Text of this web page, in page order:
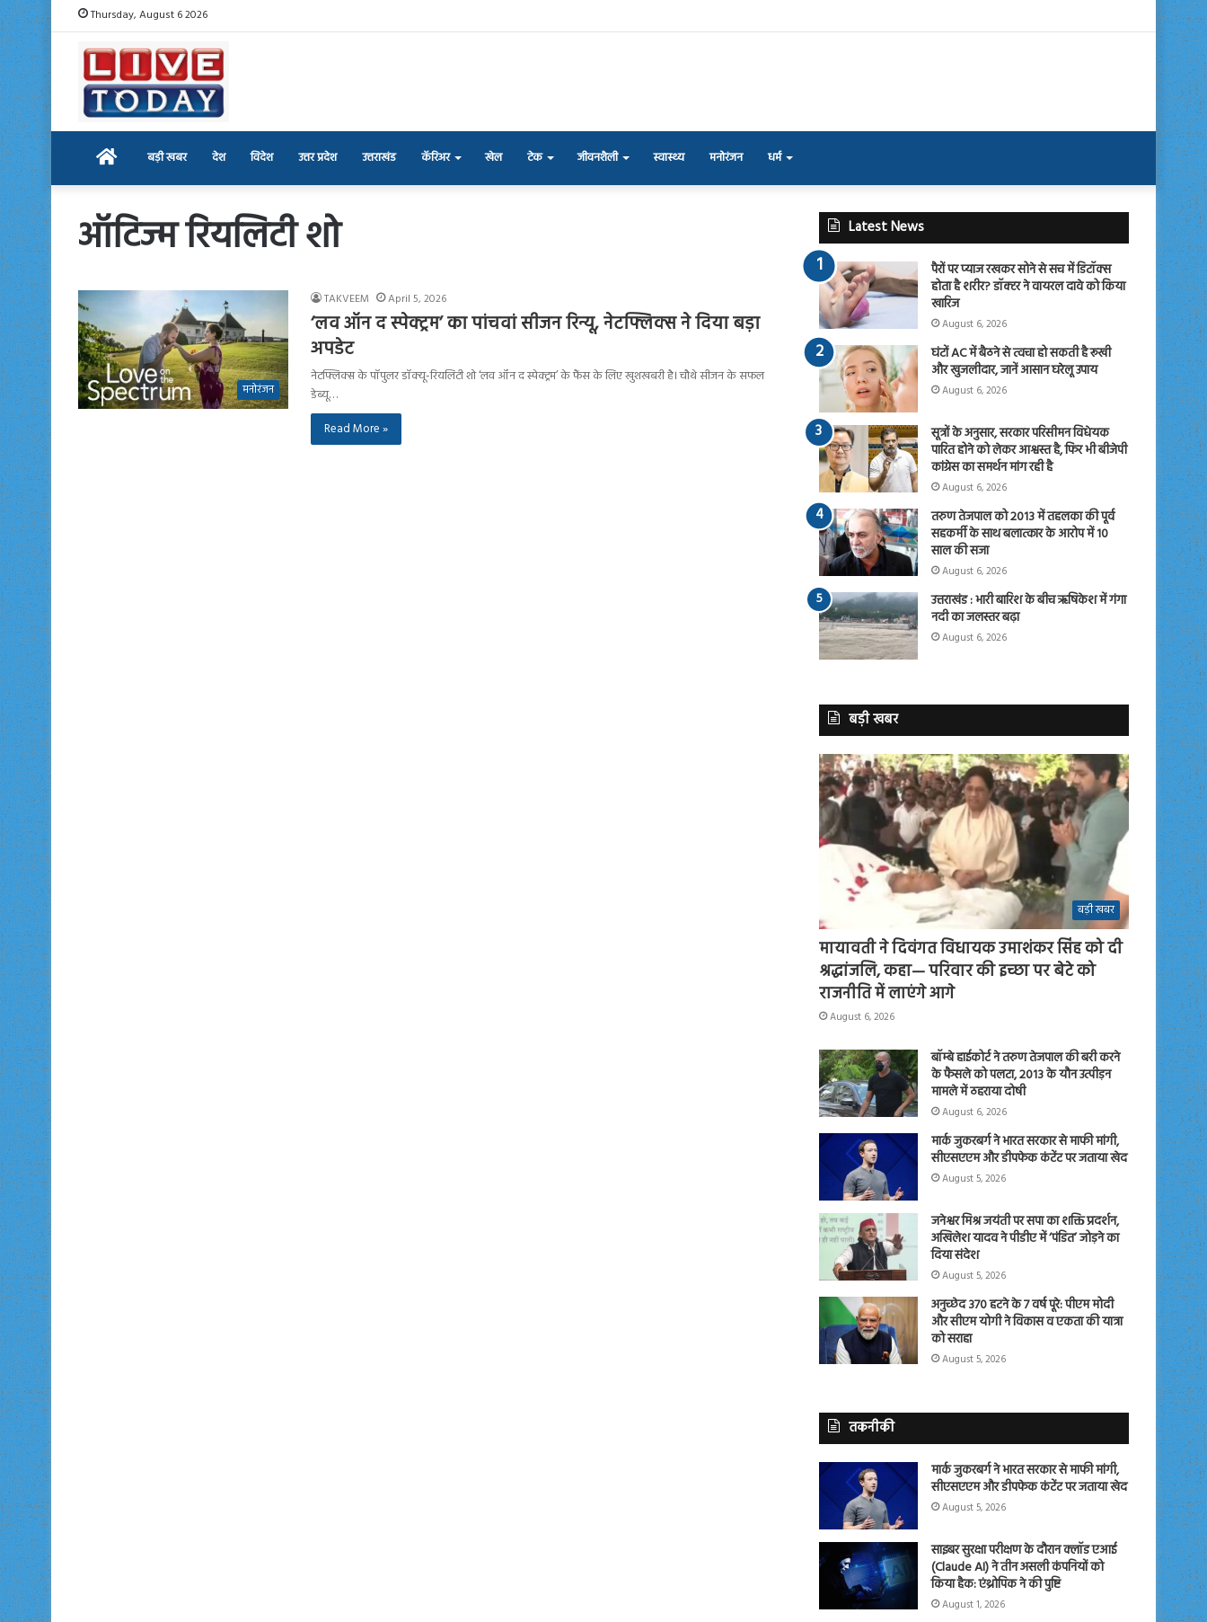
Thursday, August 6 2026
Home बड़ी खबर देश विदेश उत्तर प्रदेश उत्तराखंड कॅरिअर खेल टेक जीवनशैली स्वास्थ्य मनोरंजन धर्म
ऑटिज्म रियलिटी शो
मनोरंजन
TAKVEEM April 5, 2026
‘लव ऑन द स्पेक्ट्रम’ का पांचवां सीजन रिन्यू, नेटफ्लिक्स ने दिया बड़ा
अपडेट
नेटफ्लिक्स के पॉपुलर डॉक्यू-रियलिटी शो ‘लव ऑन द स्पेक्ट्रम’ के फैंस के लिए खुशखबरी है। चौथे सीजन के सफल
डेब्यू…
Read More »
Latest News
पैरों पर प्याज रखकर सोने से सच में डिटॉक्स
होता है शरीर? डॉक्टर ने वायरल दावे को किया
खारिज
August 6, 2026
घंटों AC में बैठने से त्वचा हो सकती है रूखी
और खुजलीदार, जानें आसान घरेलू उपाय
August 6, 2026
सूत्रों के अनुसार, सरकार परिसीमन विधेयक
पारित होने को लेकर आश्वस्त है, फिर भी बीजेपी
कांग्रेस का समर्थन मांग रही है
August 6, 2026
तरुण तेजपाल को 2013 में तहलका की पूर्व
सहकर्मी के साथ बलात्कार के आरोप में 10
साल की सजा
August 6, 2026
उत्तराखंड : भारी बारिश के बीच ऋषिकेश में गंगा
नदी का जलस्तर बढ़ा
August 6, 2026
बड़ी खबर
बड़ी खबर
मायावती ने दिवंगत विधायक उमाशंकर सिंह को दी
श्रद्धांजलि, कहा— परिवार की इच्छा पर बेटे को
राजनीति में लाएंगे आगे
August 6, 2026
बॉम्बे हाईकोर्ट ने तरुण तेजपाल की बरी करने
के फैसले को पलटा, 2013 के यौन उत्पीड़न
मामले में ठहराया दोषी
August 6, 2026
मार्क जुकरबर्ग ने भारत सरकार से माफी मांगी,
सीएसएएम और डीपफेक कंटेंट पर जताया खेद
August 5, 2026
जनेश्वर मिश्र जयंती पर सपा का शक्ति प्रदर्शन,
अखिलेश यादव ने पीडीए में ‘पंडित’ जोड़ने का
दिया संदेश
August 5, 2026
अनुच्छेद 370 हटने के 7 वर्ष पूरे: पीएम मोदी
और सीएम योगी ने विकास व एकता की यात्रा
को सराहा
August 5, 2026
तकनीकी
मार्क जुकरबर्ग ने भारत सरकार से माफी मांगी,
सीएसएएम और डीपफेक कंटेंट पर जताया खेद
August 5, 2026
साइबर सुरक्षा परीक्षण के दौरान क्लॉड एआई
(Claude AI) ने तीन असली कंपनियों को
किया हैक: एंथ्रोपिक ने की पुष्टि
August 1, 2026